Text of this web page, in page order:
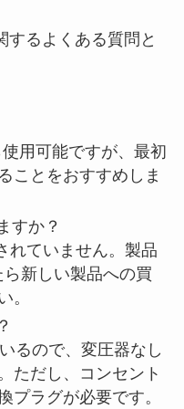
するよくある質問と
用可能ですが、最初
ことをおすすめしま
すか？
れていません。製品
新しい製品への買
。
るので、変圧器なし
ただし、コンセント
プラグが必要です。